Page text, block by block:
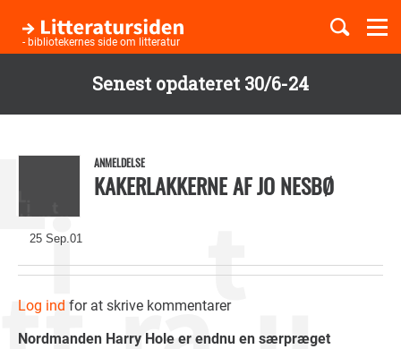
Senest opdateret 30/6-24
hovedindhold
- bibliotekernes side om litteratur
Børnebøger
25 Sep.01
ANMELDELSE
KAKERLAKKERNE AF JO NESBØ
Log ind for at skrive kommentarer
Nordmanden Harry Hole er endnu en særpræget